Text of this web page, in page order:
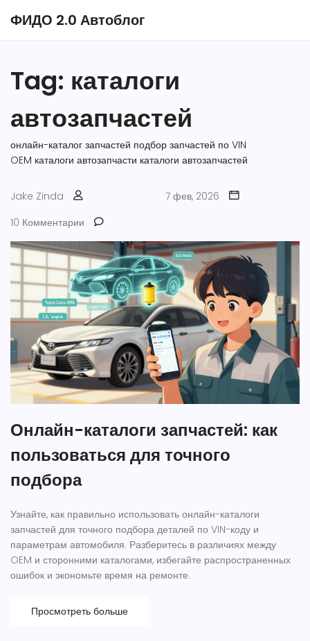
ФИДО 2.0 Автоблог
Tag: каталоги
автозапчастей
онлайн-каталог запчастей подбор запчастей по VIN
OEM каталоги автозапчасти каталоги автозапчастей
Jake Zinda
7 фев, 2026
10 Комментарии
Онлайн-каталоги запчастей: как
пользоваться для точного
подбора
Узнайте, как правильно использовать онлайн-каталоги
запчастей для точного подбора деталей по VIN-коду и
параметрам автомобиля. Разберитесь в различиях между
OEM и сторонними каталогами, избегайте распространенных
ошибок и экономьте время на ремонте.
Просмотреть больше